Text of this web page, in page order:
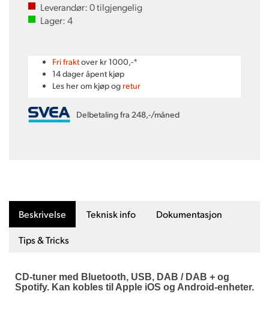
Leverandør:0tilgjengelig
Lager:4
Fri fraktover kr 1000,-*
14 dager åpent kjøp
Les her om kjøp og retur
Delbetaling fra 248,-/måned
Beskrivelse Teknisk info Dokumentasjon
Tips & Tricks
CD-tuner med Bluetooth, USB, DAB / DAB + og
Spotify. Kan kobles til Apple iOS og Android-enheter.